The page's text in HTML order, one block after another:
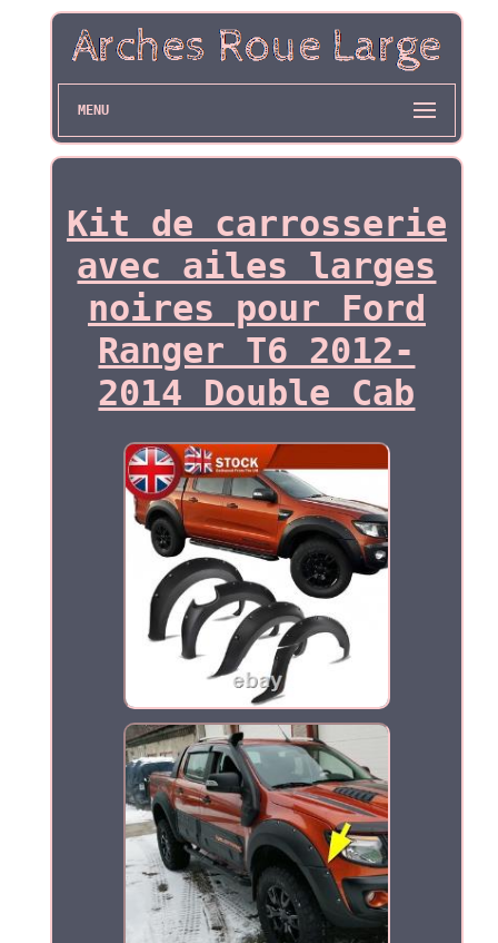
MENU
Kit de carrosserie
avec ailes larges
noires pour Ford
Ranger T6 2012-
2014 Double Cab